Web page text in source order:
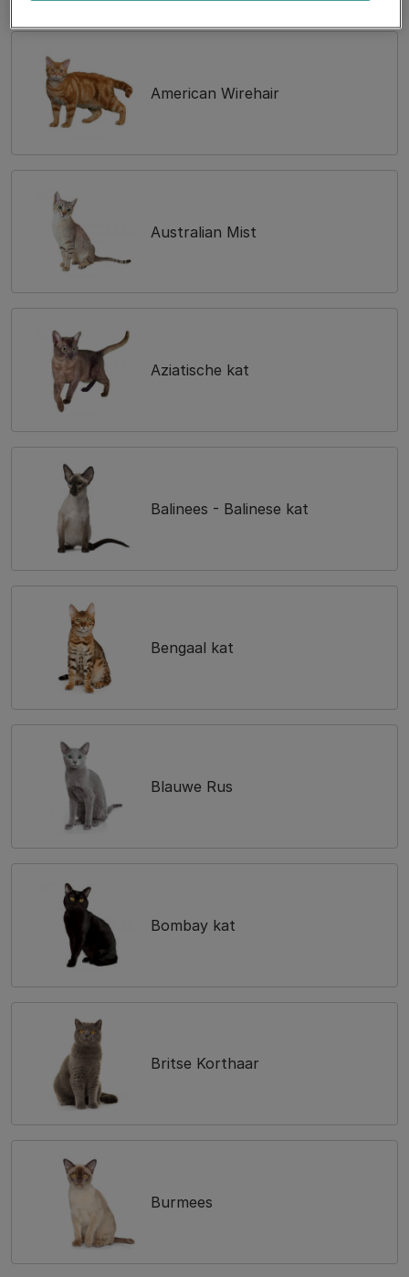
American Wirehair
Australian Mist
Aziatische kat
Balinees - Balinese kat
Bengaal kat
Blauwe Rus
Bombay kat
Britse Korthaar
Burmees